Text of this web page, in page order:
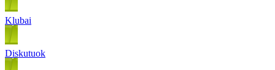
Klubai
Diskutuok